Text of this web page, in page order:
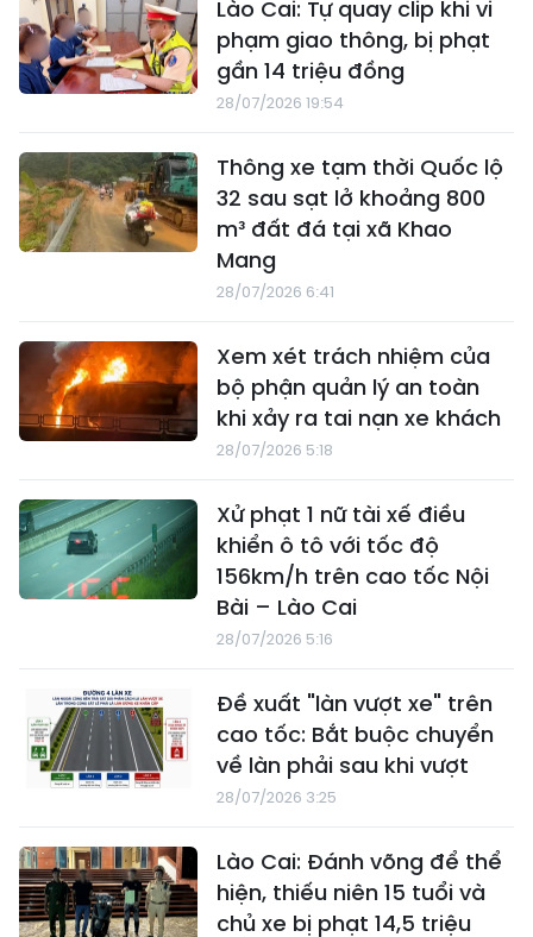
Lào Cai: Tự quay clip khi vi
phạm giao thông, bị phạt
gần 14 triệu đồng
28/07/2026 19:54
Thông xe tạm thời Quốc lộ
32 sau sạt lở khoảng 800
m³ đất đá tại xã Khao
Mang
28/07/2026 6:41
Xem xét trách nhiệm của
bộ phận quản lý an toàn
khi xảy ra tai nạn xe khách
28/07/2026 5:18
Xử phạt 1 nữ tài xế điều
khiển ô tô với tốc độ
156km/h trên cao tốc Nội
Bài – Lào Cai
28/07/2026 5:16
Đề xuất "làn vượt xe" trên
cao tốc: Bắt buộc chuyển
về làn phải sau khi vượt
28/07/2026 3:25
Lào Cai: Đánh võng để thể
hiện, thiếu niên 15 tuổi và
chủ xe bị phạt 14,5 triệu